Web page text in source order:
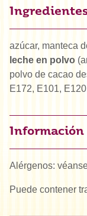
azúcar, manteca
leche en polvo
polvo de cacao
E172, E101,
Información
Alérgenos:
Puede contener